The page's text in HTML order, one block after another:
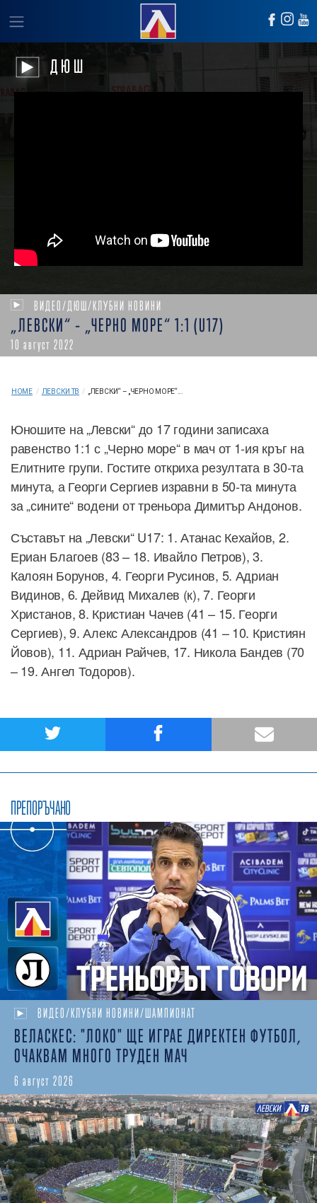
ДЮШ
ВИДЕО/ДЮШ/КЛУБНИ НОВИНИ
„ЛЕВСКИ“ – „ЧЕРНО МОРЕ“ 1:1 (U17)
10 август 2022
HOME / ЛЕВСКИ ТВ / „ЛЕВСКИ“ – „ЧЕРНО МОРЕ“...
Юношите на „Левски“ до 17 години записаха
равенство 1:1 с „Черно море“ в мач от 1-ия кръг на
Елитните групи. Гостите откриха резултата в 30-та
минута, а Георги Сергиев изравни в 50-та минута
за „сините“ водени от треньора Димитър Андонов.
Съставът на „Левски“ U17: 1. Атанас Кехайов, 2.
Ериан Благоев (83 – 18. Ивайло Петров), 3.
Калоян Борунов, 4. Георги Русинов, 5. Адриан
Видинов, 6. Дейвид Михалев (к), 7. Георги
Христанов, 8. Кристиан Чачев (41 – 15. Георги
Сергиев), 9. Алекс Александров (41 – 10. Кристиян
Йовов), 11. Адриан Райчев, 17. Никола Бандев (70
– 19. Ангел Тодоров).
ПРЕПОРЪЧАНО
ВИДЕО/КЛУБНИ НОВИНИ/ШАМПИОНАТ
ВЕЛАСКЕС: "ЛОКО" ЩЕ ИГРАЕ ДИРЕКТЕН ФУТБОЛ,
ОЧАКВАМ МНОГО ТРУДЕН МАЧ
6 август 2026